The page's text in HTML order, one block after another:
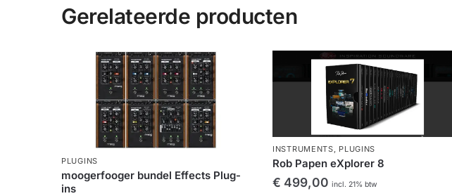
Gerelateerde producten
PLUGINS
moogerfooger bundel Effects Plug-
ins
INSTRUMENTS, PLUGINS
Rob Papen eXplorer 8
€ 499,00 incl. 21% btw